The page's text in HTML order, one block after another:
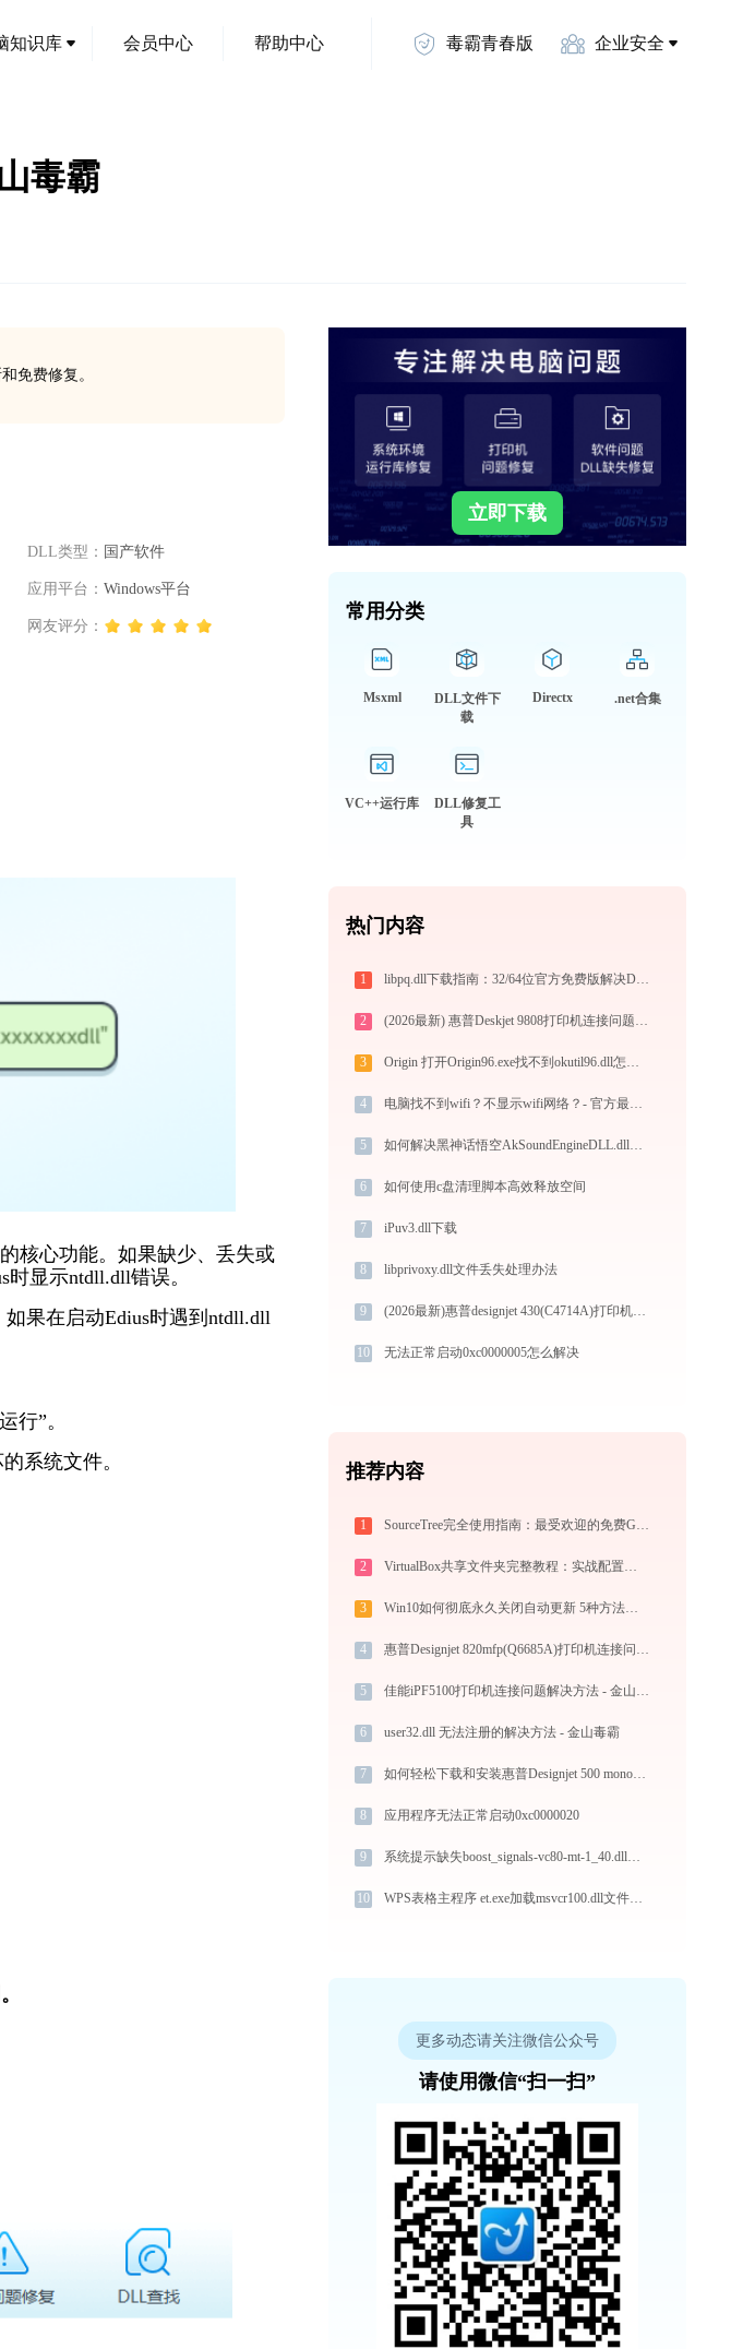
知识库 会员中心 帮助中心 毒霸青春版 企业安全
毒霸
免费修复。
DLL类型： 国产软件
应用平台：Windows平台
网友评分：
核心功能。如果缺少、丢失或
显示ntdll.dll错误。
果在启动Edius时遇到ntdll.dll
行”。
系统文件。
立即下载
常用分类
Msxml
DLL文件下
载
Directx .net合集
VC++运行库
DLL修复工
具
热门内容
1 libpq.dll下载指南：32/64位官方免费版解决DLL缺失问题
2 (2026最新) 惠普Deskjet 9808打印机连接问题解决方法 -金山毒霸
3 Origin 打开Origin96.exe找不到okutil96.dll怎么办
4 电脑找不到wifi？不显示wifi网络？- 官方最新解决方案
5 如何解决黑神话悟空AkSoundEngineDLL.dll丢失问题
6 如何使用c盘清理脚本高效释放空间
7 iPuv3.dll下载
8 libprivoxy.dll文件丢失处理办法
9 (2026最新)惠普designjet 430(C4714A)打印机驱动安装不再难，跟着这些步骤一学就会
10 无法正常启动0xc0000005怎么解决
推荐内容
1 SourceTree完全使用指南：最受欢迎的免费Git GUI客户端从入门到精通（2026最新）
2 VirtualBox共享文件夹完整教程：实战配置与故障排查
3 Win10如何彻底永久关闭自动更新 5种方法教你永久关闭win10自动更新
4 惠普Designjet 820mfp(Q6685A)打印机连接问题解决方法
5 佳能iPF5100打印机连接问题解决方法 - 金山毒霸
6 user32.dll 无法注册的解决方法 - 金山毒霸
7 如何轻松下载和安装惠普Designjet 500 mono(42英寸)(C7770E)打印机驱动？跟着这篇指南走
8 应用程序无法正常启动0xc0000020
9 系统提示缺失boost_signals-vc80-mt-1_40.dll文件的解决方法
10 WPS表格主程序 et.exe加载msvcr100.dll文件丢失处理办法
更多动态请关注微信公众号
请使用微信“扫一扫”